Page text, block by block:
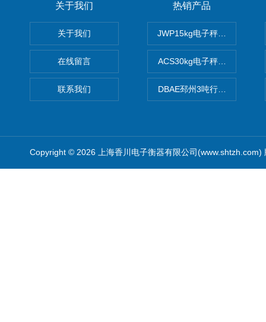
关于我们
关于我们
在线留言
联系我们
热销产品
JWP15kg电子秤价格,15公
ACS30kg电子秤价格,30公
DBAE邳州3吨行车电子吊秤
Copyright © 2026 上海香川电子衡器有限公司(www.shtzh.com)